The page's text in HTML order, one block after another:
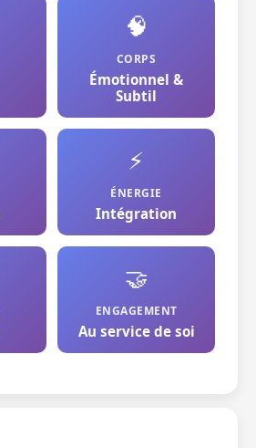
🧠
CORPS
Émotionnel &
Subtil
⚡
ÉNERGIE
Intégration
🤝
ENGAGEMENT
Au service de soi